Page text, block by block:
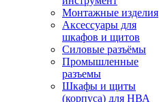
Монтажные изделия
Аксессуары для
шкафов и щитов
Силовые разъёмы
Промышленные
разъемы
Шкафы и щиты
(корпуса) для НВА